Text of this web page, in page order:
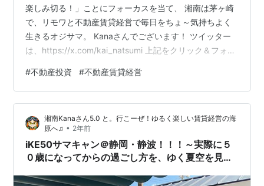
楽しみ切る！」ことにフォーカスを当て、 湘南は茅ヶ崎
で、リモワと不動産賃貸経営で毎日をちょ～気持ちよく
生きるオジサマ。 Kanaさんでございます！ ツイッター
は、https://x.com/kai_natsumi 上記をクリック＆フォロ
わけがありません°д°)。 が、あなたの人生にちょっとし
た「愉しみの」スパイスを与えることができる。 そんな
意識ぬるい系ブログでございます♪ 大変ご無沙汰しており
ますｗ。 さて、１０月ころから意図的にX、、、といい
ますか、SNSデトックス（LINE除く…
#不動産投資 #不動産賃貸経営
湘南Kanaさん5.0 と。行こーぜ！ゆるく楽しい賃貸経営の海
原へ♫ • 2年前
iKE50サマキャン＠静岡・静波！！！～実際に５
０歳になってからの過ごし方を、ゆく夏空を見な